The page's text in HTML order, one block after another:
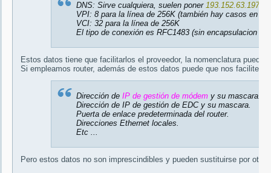
DNS: Sirve cualquiera, suelen poner 193.152.63.197
VPI: 8 para la línea de 256K (también hay casos en
VCI: 32 para la línea de 256K
El tipo de conexión es RFC1483 (sin encapsulacion
Estos datos tiene que facilitarlos el proveedor, la nomenclatura puede
Si empleamos router, además de estos datos puede que nos faciliten
Dirección de IP de gestión de módem y su mascara.
Dirección de IP de gestión de EDC y su mascara.
Puerta de enlace predeterminada del router.
Direcciones Ethernet locales.
Etc ...
Pero estos datos no son imprescindibles y pueden sustituirse por